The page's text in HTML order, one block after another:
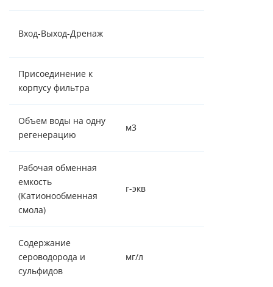
Вход-Выход-Дренаж
Присоединение к
корпусу фильтра
Объем воды на одну
регенерацию
м3
Рабочая обменная
емкость
(Катионообменная
смола)
г-экв
Содержание
сероводорода и
сульфидов
мг/л